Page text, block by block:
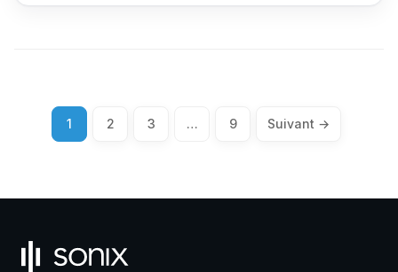
Pagination
1 2 3 … 9 Suivant →